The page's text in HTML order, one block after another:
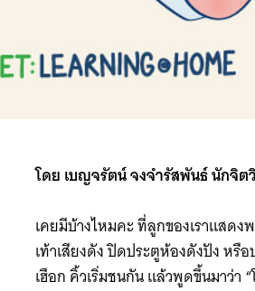
โดย เบญจรัตน์ จงจำรัสพันธ์ นักจิต
เคยมีบ้างไหมคะ ที่ลูกของเราแสด
เท้าเสียงดัง ปิดประตูห้องดังปัง ห
เฮือก คิ้วเริ่มชนกัน แล้วพูดขึ้นมาว่า